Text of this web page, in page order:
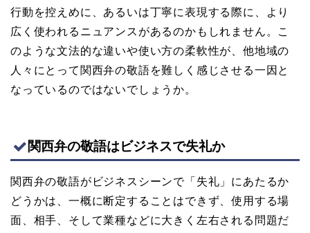
行動を控えめに、あるいは丁寧に表現する際に、より
広く使われるニュアンスがあるのかもしれません。こ
のような文法的な違いや使い方の柔軟性が、他地域の
人々にとって関西弁の敬語を難しく感じさせる一因と
なっているのではないでしょうか。
関西弁の敬語はビジネスで失礼か
関西弁の敬語がビジネスシーンで「失礼」にあたるか
どうかは、一概に断定することはできず、使用する場
面、相手、そして業種などに大きく左右される問題だ